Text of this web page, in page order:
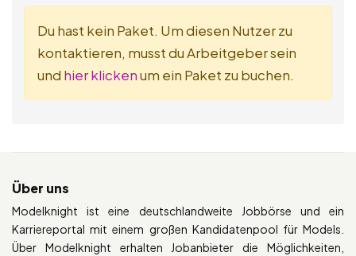
Du hast kein Paket. Um diesen Nutzer zu
kontaktieren, musst du Arbeitgeber sein
und hier klickenum ein Paket zu buchen.
Über uns
Modelknight ist eine deutschlandweite Jobbörse und ein
Karriereportal mit einem großen Kandidatenpool für Models.
Über Modelknight erhalten Jobanbieter die Möglichkeiten,